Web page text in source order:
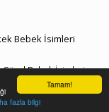
Tamam!
fazla bilgi
Bebek İsimleri
Bebek İsimleri